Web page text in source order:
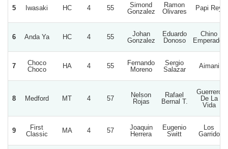
5 Iwasaki HC 4 55
Simond
Gonzalez
Ramon
Olivares
Papi Rey
6 Anda Ya HC 4 55
Johan
Gonzalez
Eduardo
Donoso
Chino
Emperador
7
Choco
Choco
HA 4 55
Fernando
Moreno
Sergio
Salazar
Aimani
8 Medford MT 4 57
Nelson
Rojas
Rafael
Bernal T.
Guerrero
De La
Vida
9
First
Classic
MA 4 57
Joaquin
Herrera
Eugenio
Switt
Los
Garrido